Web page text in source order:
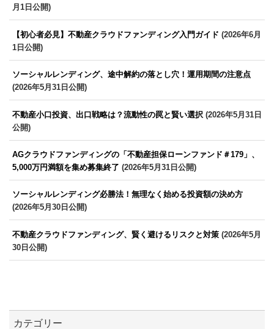
月1日公開)
【初心者必見】不動産クラウドファンディング入門ガイド (2026年6月
1日公開)
ソーシャルレンディング、途中解約の落とし穴！運用期間の注意点
(2026年5月31日公開)
不動産小口投資、出口戦略は？流動性の罠と賢い選択 (2026年5月31日
公開)
AGクラウドファンディングの「不動産担保ローンファンド＃179」、
5,000万円満額を集め募集終了 (2026年5月31日公開)
ソーシャルレンディング必勝法！無理なく始める投資額の決め方
(2026年5月30日公開)
不動産クラウドファンディング、賢く避けるリスクと対策 (2026年5月
30日公開)
カテゴリー